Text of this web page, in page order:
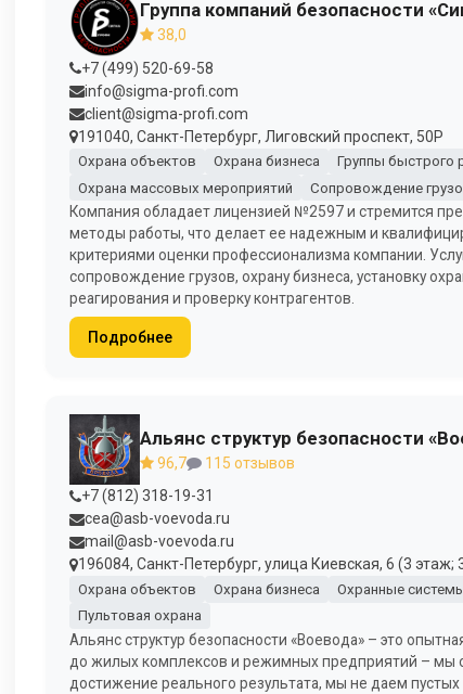
Группа компаний безопасности
38,0
+7 (499) 520-69-58
info@sigma-profi.com
client@sigma-profi.com
191040, Санкт-Петербург, Лиговский проспект, 50Р
Охрана объектов Охрана бизнеса Группы быстрого
Охрана массовых мероприятий
Сопровождение
Компания обладает лицензией №2597 и стремится
методы работы, что делает ее надежным и
критериями оценки профессионализма компании.
сопровождение грузов, охрану бизнеса, установку
реагирования и проверку контрагентов.
Подробнее
Альянс структур безопасности
96,7
115 отзывов
+7 (812) 318-19-31
cea@asb-voevoda.ru
mail@asb-voevoda.ru
196084, Санкт-Петербург, улица Киевская, 6 (3 этаж;
Охрана объектов Охрана бизнеса Охранные
Пультовая охрана
Альянс структур безопасности «Воевода» – это
до жилых комплексов и режимных предприятий – мы
достижение реального результата, мы не даем